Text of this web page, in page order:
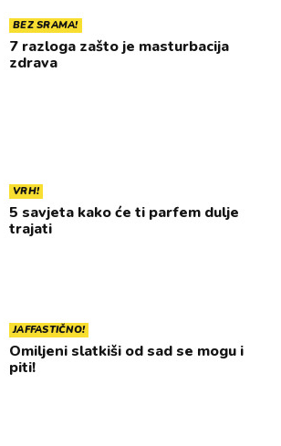
BEZ SRAMA!
7 razloga zašto je masturbacija
zdrava
VRH!
5 savjeta kako će ti parfem dulje
trajati
JAFFASTIČNO!
Omiljeni slatkiši od sad se mogu i
piti!